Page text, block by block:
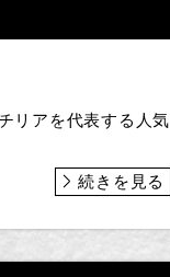
リアを代表する人気
続きを見る